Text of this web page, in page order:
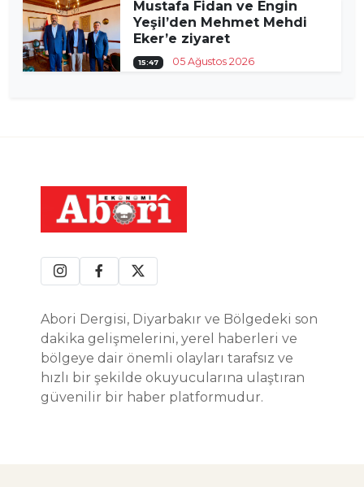
Mustafa Fidan ve Engin
Yeşil’den Mehmet Mehdi
Eker’e ziyaret
15:47 05 Ağustos 2026
Abori Dergisi, Diyarbakır ve Bölgedeki son
dakika gelişmelerini, yerel haberleri ve
bölgeye dair önemli olayları tarafsız ve
hızlı bir şekilde okuyucularına ulaştıran
güvenilir bir haber platformudur.